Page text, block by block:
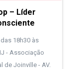
– Líder
18h30 às
- Associação
de Joinville - AV.